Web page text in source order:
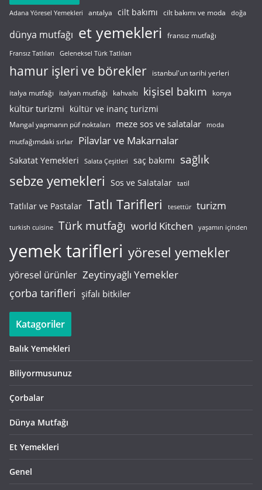
Adana Yöresel Yemekleri antalya cilt bakımı cilt bakımı ve moda doğa
dünya mutfağı et yemekleri fransız mutfağı
Fransız Tatlıları Geleneksel Türk Tatlıları
hamur işleri ve börekler istanbul'un tarihi yerleri
italya mutfağı italyan mutfağı kahvaltı kişisel bakım konya
kültür turizmi kültür ve inanç turizmi
Mangal yapmanın püf noktaları meze sos ve salatalar moda
mutfağımdaki sırlar Pilavlar ve Makarnalar
Sakatat Yemekleri Salata Çeşitleri saç bakımı sağlık
sebze yemekleri Sos ve Salatalar tatil
Tatlılar ve Pastalar Tatlı Tarifleri tesettür turizm
turkish cuisine Türk mutfağı world Kitchen yaşamın içinden
yemek tarifleri yöresel yemekler
yöresel ürünler Zeytinyağlı Yemekler
çorba tarifleri şifalı bitkiler
Katagoriler
Balık Yemekleri
Biliyormusunuz
Çorbalar
Dünya Mutfağı
Et Yemekleri
Genel